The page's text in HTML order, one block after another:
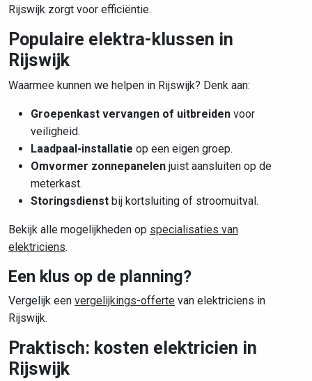
Rijswijk zorgt voor efficiëntie.
Populaire elektra-klussen in
Rijswijk
Waarmee kunnen we helpen in Rijswijk? Denk aan:
Groepenkast vervangen of uitbreiden voor
veiligheid.
Laadpaal-installatie op een eigen groep.
Omvormer zonnepanelen juist aansluiten op de
meterkast.
Storingsdienst bij kortsluiting of stroomuitval.
Bekijk alle mogelijkheden op specialisaties van
elektriciens.
Een klus op de planning?
Vergelijk een vergelijkings-offerte van elektriciens in
Rijswijk.
Praktisch: kosten elektricien in
Rijswijk